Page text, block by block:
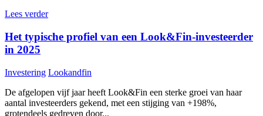
Lees verder
Het typische profiel van een Look&Fin-investeerder
in 2025
Investering Lookandfin
De afgelopen vijf jaar heeft Look&Fin een sterke groei van haar
aantal investeerders gekend, met een stijging van +198%,
grotendeels gedreven door...